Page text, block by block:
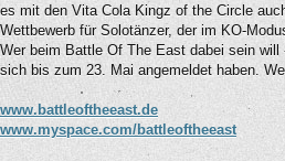
es mit den Vita Cola Kingz of the Circle
Wettbewerb für Solotänzer, der im KO-
Wer beim Battle Of The East dabei sein
sich bis zum 23. Mai angemeldet haben.
www.battleoftheeast.de
www.myspace.com/battleoftheeast